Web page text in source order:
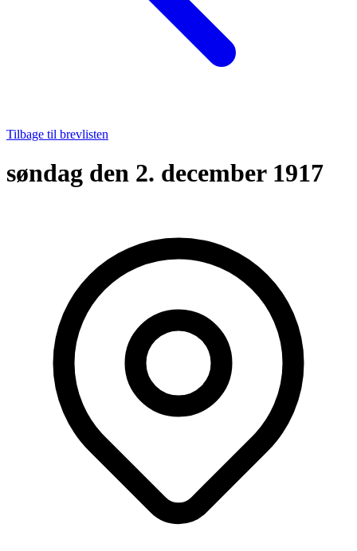
Tilbage til brevlisten
søndag den 2. december 1917